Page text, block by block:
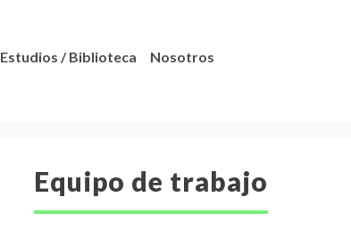
Estudios / Biblioteca Nosotros
Equipo de trabajo